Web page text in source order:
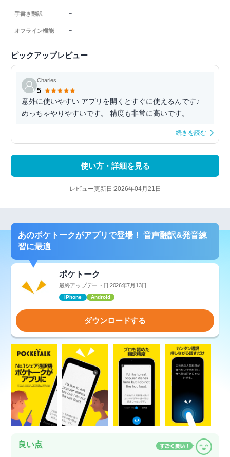
手書き翻訳 －
オフライン機能 －
ピックアップレビュー
Charles
5
意外に使いやすい アプリを開くとすぐに使えるんです♪
めっちゃやりやすいです。 精度も非常に高いです。
続きを読む
使い方・詳細を見る
レビュー更新日:2026年04月21日
あのポケトークがアプリで登場！ 音声翻訳&発音練
習に最適
ポケトーク
最終アップデート日:2026年7月13日
iPhone Android
ダウンロードする
良い点